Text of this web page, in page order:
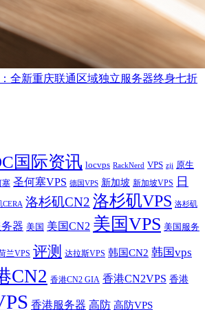
全新重庆联通区域独立服务器终身七折
国际资讯 locvps RackNerd VPS zji 原生
塞 圣何塞VPS 德国VPS 新加坡 新加坡VPS 日
CERA 洛杉矶CN2 洛杉矶VPS 洛杉矶
器 美国 美国CN2 美国VPS 美国服务
兰VPS 评测 达拉斯VPS 韩国CN2 韩国vps
CN2 香港CN2 GIA 香港CN2VPS 香港
香港服务器 高防 高防VPS